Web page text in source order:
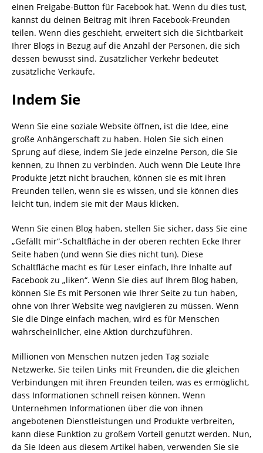
einen Freigabe-Button für Facebook hat. Wenn du dies tust,
kannst du deinen Beitrag mit ihren Facebook-Freunden
teilen. Wenn dies geschieht, erweitert sich die Sichtbarkeit
Ihrer Blogs in Bezug auf die Anzahl der Personen, die sich
dessen bewusst sind. Zusätzlicher Verkehr bedeutet
zusätzliche Verkäufe.
Indem Sie
Wenn Sie eine soziale Website öffnen, ist die Idee, eine
große Anhängerschaft zu haben. Holen Sie sich einen
Sprung auf diese, indem Sie jede einzelne Person, die Sie
kennen, zu Ihnen zu verbinden. Auch wenn Die Leute Ihre
Produkte jetzt nicht brauchen, können sie es mit ihren
Freunden teilen, wenn sie es wissen, und sie können dies
leicht tun, indem sie mit der Maus klicken.
Wenn Sie einen Blog haben, stellen Sie sicher, dass Sie eine
„Gefällt mir“-Schaltfläche in der oberen rechten Ecke Ihrer
Seite haben (und wenn Sie dies nicht tun). Diese
Schaltfläche macht es für Leser einfach, Ihre Inhalte auf
Facebook zu „liken“. Wenn Sie dies auf Ihrem Blog haben,
können Sie Es mit Personen wie Ihrer Seite zu tun haben,
ohne von Ihrer Website weg navigieren zu müssen. Wenn
Sie die Dinge einfach machen, wird es für Menschen
wahrscheinlicher, eine Aktion durchzuführen.
Millionen von Menschen nutzen jeden Tag soziale
Netzwerke. Sie teilen Links mit Freunden, die die gleichen
Verbindungen mit ihren Freunden teilen, was es ermöglicht,
dass Informationen schnell reisen können. Wenn
Unternehmen Informationen über die von ihnen
angebotenen Dienstleistungen und Produkte verbreiten,
kann diese Funktion zu großem Vorteil genutzt werden. Nun,
da Sie Ideen aus diesem Artikel haben, verwenden Sie sie